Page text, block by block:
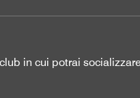
in cui potrai